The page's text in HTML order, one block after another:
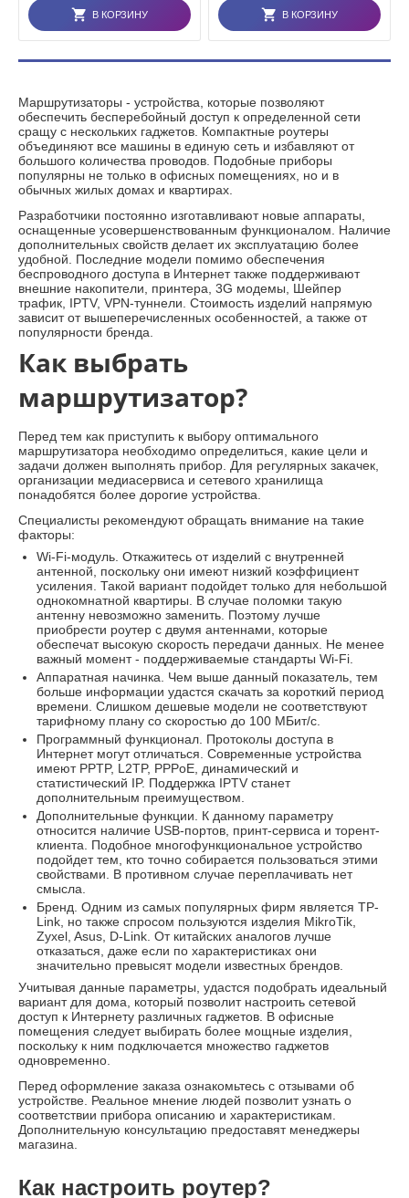
В КОРЗИНУ В КОРЗИНУ
Маршрутизаторы - устройства, которые позволяют
обеспечить бесперебойный доступ к определенной сети
сращу с нескольких гаджетов. Компактные роутеры
объединяют все машины в единую сеть и избавляют от
большого количества проводов. Подобные приборы
популярны не только в офисных помещениях, но и в
обычных жилых домах и квартирах.
Разработчики постоянно изготавливают новые аппараты,
оснащенные усовершенствованным функционалом. Наличие
дополнительных свойств делает их эксплуатацию более
удобной. Последние модели помимо обеспечения
беспроводного доступа в Интернет также поддерживают
внешние накопители, принтера, 3G модемы, Шейпер
трафик, IPTV, VPN-туннели. Стоимость изделий напрямую
зависит от вышеперечисленных особенностей, а также от
популярности бренда.
Как выбрать
маршрутизатор?
Перед тем как приступить к выбору оптимального
маршрутизатора необходимо определиться, какие цели и
задачи должен выполнять прибор. Для регулярных закачек,
организации медиасервиса и сетевого хранилища
понадобятся более дорогие устройства.
Специалисты рекомендуют обращать внимание на такие
факторы:
Wi-Fi-модуль. Откажитесь от изделий с внутренней
антенной, поскольку они имеют низкий коэффициент
усиления. Такой вариант подойдет только для небольшой
однокомнатной квартиры. В случае поломки такую
антенну невозможно заменить. Поэтому лучше
приобрести роутер с двумя антеннами, которые
обеспечат высокую скорость передачи данных. Не менее
важный момент - поддерживаемые стандарты Wi-Fi.
Аппаратная начинка. Чем выше данный показатель, тем
больше информации удастся скачать за короткий период
времени. Слишком дешевые модели не соответствуют
тарифному плану со скоростью до 100 МБит/с.
Программный функционал. Протоколы доступа в
Интернет могут отличаться. Современные устройства
имеют PPTP, L2TP, PPPoE, динамический и
статистический IP. Поддержка IPTV станет
дополнительным преимуществом.
Дополнительные функции. К данному параметру
относится наличие USB-портов, принт-сервиса и торент-
клиента. Подобное многофункциональное устройство
подойдет тем, кто точно собирается пользоваться этими
свойствами. В противном случае переплачивать нет
смысла.
Бренд. Одним из самых популярных фирм является TP-
Link, но также спросом пользуются изделия MikroTik,
Zyxel, Asus, D-Link. От китайских аналогов лучше
отказаться, даже если по характеристиках они
значительно превысят модели известных брендов.
Учитывая данные параметры, удастся подобрать идеальный
вариант для дома, который позволит настроить сетевой
доступ к Интернету различных гаджетов. В офисные
помещения следует выбирать более мощные изделия,
поскольку к ним подключается множество гаджетов
одновременно.
Перед оформление заказа ознакомьтесь с отзывами об
устройстве. Реальное мнение людей позволит узнать о
соответствии прибора описанию и характеристикам.
Дополнительную консультацию предоставят менеджеры
магазина.
Как настроить роутер?